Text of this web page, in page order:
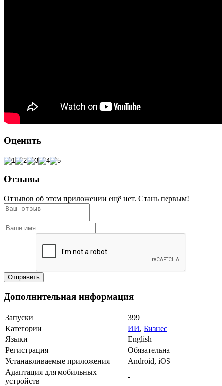
Оценить
Отзывы
Отзывов об этом приложении ещё нет. Стань первым!
Дополнительная информация
Запуски
399
Категории
ИИ, Бизнес
Языки
English
Регистрация
Обязательна
Устанавливаемые приложения
Android, iOS
Адаптация для мобильных
устройств
-